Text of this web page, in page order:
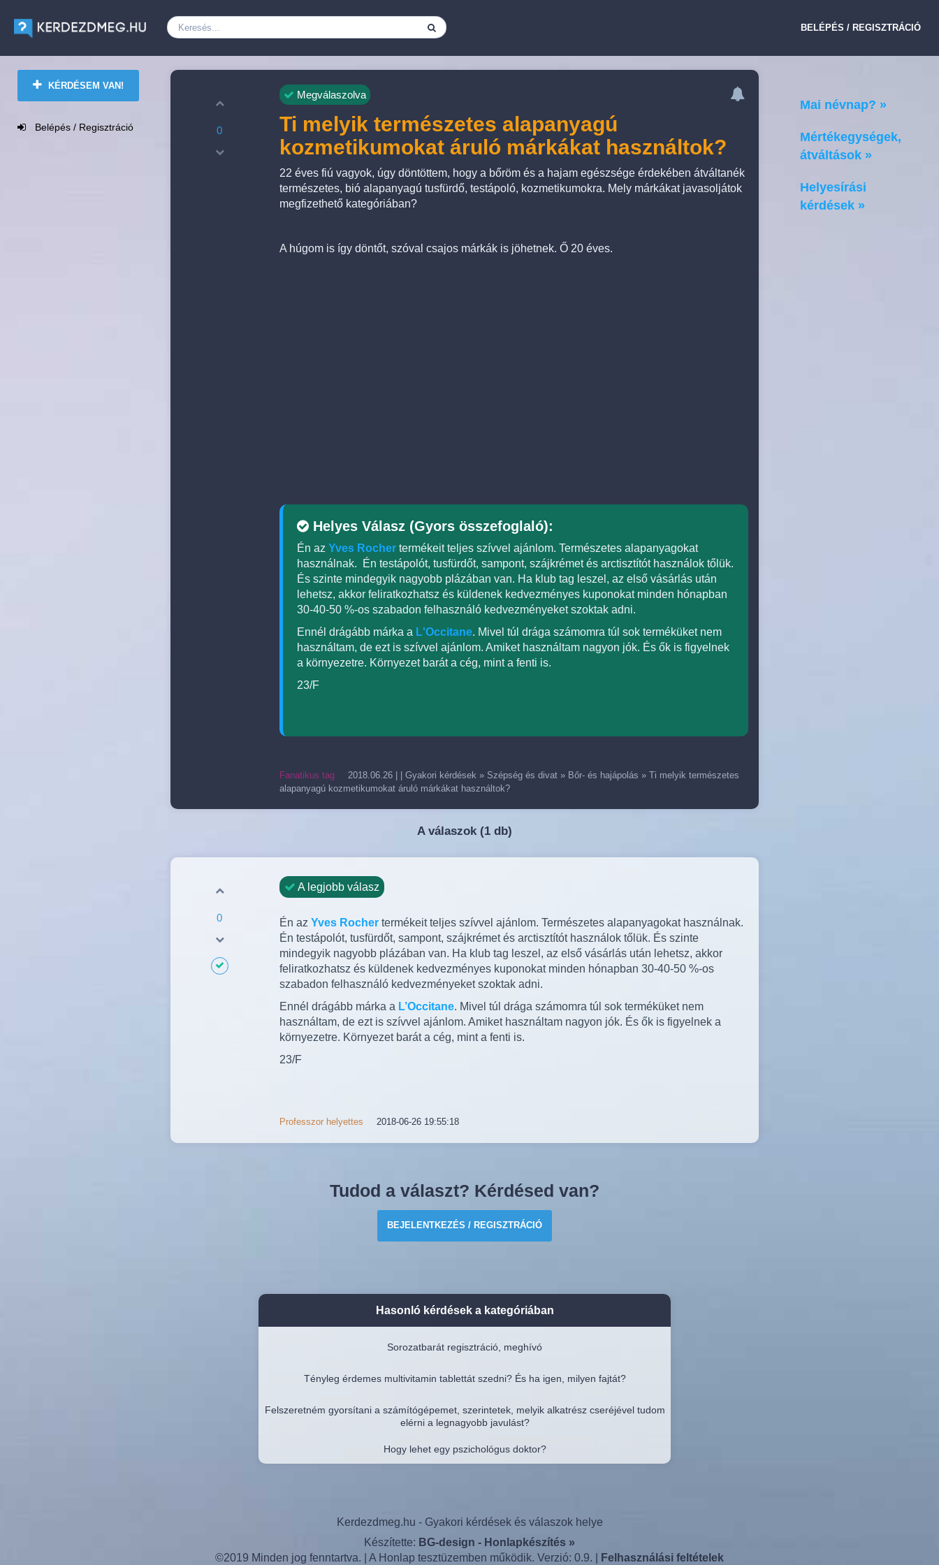
BELÉPÉS / REGISZTRÁCIÓ
KÉRDÉSEM VAN!
Belépés / Regisztráció 0
Megválaszolva
Ti melyik természetes alapanyagú
kozmetikumokat áruló márkákat használtok?
22 éves fiú vagyok, úgy döntöttem, hogy a bőröm és a hajam egészsége érdekében átváltanék
természetes, bió alapanyagú tusfürdő, testápoló, kozmetikumokra. Mely márkákat javasoljátok
megfizethető kategóriában?
A húgom is így döntőt, szóval csajos márkák is jöhetnek. Ő 20 éves.
Helyes Válasz (Gyors összefoglaló):
Én az Yves Rochertermékeit teljes szívvel ajánlom. Természetes alapanyagokat
használnak. Én testápolót, tusfürdőt, sampont, szájkrémet és arctisztítót használok tőlük.
És szinte mindegyik nagyobb plázában van. Ha klub tag leszel, az első vásárlás után
lehetsz, akkor feliratkozhatsz és küldenek kedvezményes kuponokat minden hónapban
30-40-50 %-os szabadon felhasználó kedvezményeket szoktak adni.
Ennél drágább márka a L'Occitane. Mivel túl drága számomra túl sok terméküket nem
használtam, de ezt is szívvel ajánlom. Amiket használtam nagyon jók. És ők is figyelnek
a környezetre. Környezet barát a cég, mint a fenti is.
23/F
Fanatikus tag 2018.06.26 Gyakori kérdések » Szépség és divat» Bőr- és hajápolás » Ti melyik természetes
alapanyagú kozmetikumokat áruló márkákat használtok?
A válaszok (1 db)
0
A legjobb válasz
Én az Yves Rochertermékeit teljes szívvel ajánlom. Természetes alapanyagokat használnak.
Én testápolót, tusfürdőt, sampont, szájkrémet és arctisztítót használok tőlük. És szinte
mindegyik nagyobb plázában van. Ha klub tag leszel, az első vásárlás után lehetsz, akkor
feliratkozhatsz és küldenek kedvezményes kuponokat minden hónapban 30-40-50 %-os
szabadon felhasználó kedvezményeket szoktak adni.
Ennél drágább márka a L’Occitane. Mivel túl drága számomra túl sok terméküket nem
használtam, de ezt is szívvel ajánlom. Amiket használtam nagyon jók. És ők is figyelnek a
környezetre. Környezet barát a cég, mint a fenti is.
23/F
Professzor helyettes 2018-06-26 19:55:18
Tudod a választ? Kérdésed van?
BEJELENTKEZÉS / REGISZTRÁCIÓ
Hasonló kérdések a kategóriában
Sorozatbarát regisztráció, meghívó
Tényleg érdemes multivitamin tablettát szedni? És ha igen, milyen fajtát?
Felszeretném gyorsítani a számítógépemet, szerintetek, melyik alkatrész cseréjével tudom
elérni a legnagyobb javulást?
Hogy lehet egy pszichológus doktor?
Mai névnap? »
Mértékegységek,
átváltások »
Helyesírási
kérdések »
Kerdezdmeg.hu - Gyakori kérdések és válaszok helye
Készítette: BG-design - Honlapkészítés »
©2019 Minden jog fenntartva. | A Honlap tesztüzemben működik. Verzió: 0.9. |
Felhasználási feltételek